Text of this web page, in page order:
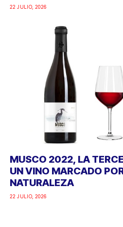
22 JULIO, 2026
MUSCO 2022, LA
UN VINO MARCADO
NATURALEZA
22 JULIO, 2026